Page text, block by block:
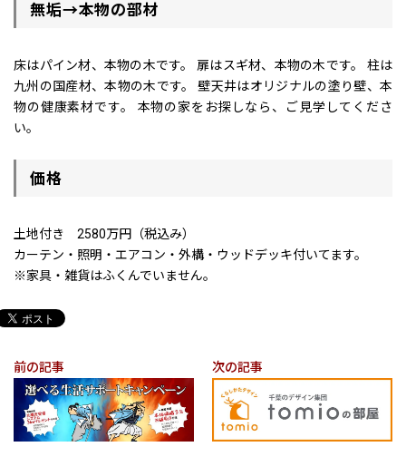
無垢→本物の部材
床はパイン材、本物の木です。 扉はスギ材、本物の木です。 柱は
九州の国産材、本物の木です。 壁天井はオリジナルの塗り壁、本
物の健康素材です。 本物の家をお探しなら、ご見学してくださ
い。
価格
土地付き 2580万円（税込み）
カーテン・照明・エアコン・外構・ウッドデッキ付いてます。
※家具・雑貨はふくんでいません。
前の記事 次の記事